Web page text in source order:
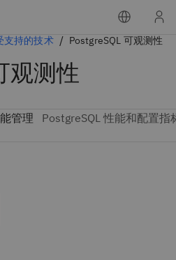
支持的技术 PostgreSQL 可观测性
观测性